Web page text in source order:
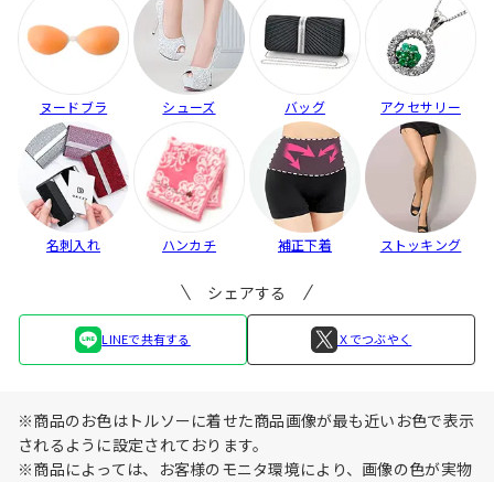
ヌードブラ シューズ バッグ アクセサリー
名刺入れ ハンカチ 補正下着 ストッキング
シェアする
LINEで共有する Ｘでつぶやく
※商品のお色はトルソーに着せた商品画像が最も近いお色で表示
されるように設定されております。
※商品によっては、お客様のモニタ環境により、画像の色が実物